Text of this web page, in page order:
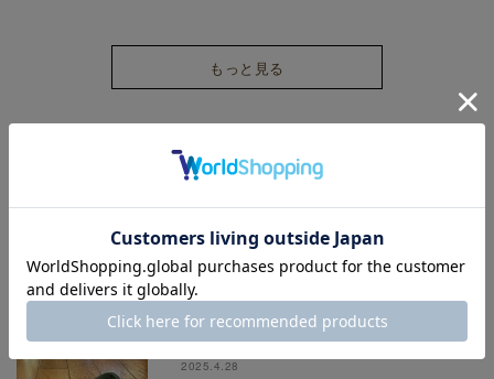
もっと見る
STAFF BLOG
2025.7.4
マドラスオンラインショップ6月のランキング
TOP３～MEN's編～
マドラスオンラインショップ
2025.4.28